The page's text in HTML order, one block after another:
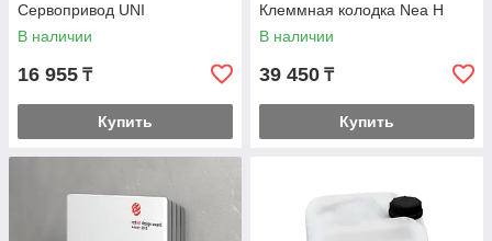
Сервопривод UNI
В наличии
16 955 ₸
Купить
Клеммная колодка Nea Н
В наличии
39 450 ₸
Купить